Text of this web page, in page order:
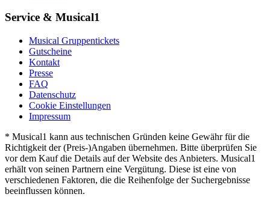
Service & Musical1
Musical Gruppentickets
Gutscheine
Kontakt
Presse
FAQ
Datenschutz
Cookie Einstellungen
Impressum
* Musical1 kann aus technischen Gründen keine Gewähr für die
Richtigkeit der (Preis-)Angaben übernehmen. Bitte überprüfen Sie
vor dem Kauf die Details auf der Website des Anbieters. Musical1
erhält von seinen Partnern eine Vergütung. Diese ist eine von
verschiedenen Faktoren, die die Reihenfolge der Suchergebnisse
beeinflussen können.